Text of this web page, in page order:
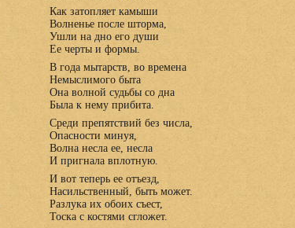
Как затопляет камыши
Волненье после шторма,
Ушли на дно его души
Ее черты и формы.
В года мытарств, во времена
Немыслимого быта
Она волной судьбы со дна
Была к нему прибита.
Среди препятствий без числа,
Опасности минуя,
Волна несла ее, несла
И пригнала вплотную.
И вот теперь ее отъезд,
Насильственный, быть может.
Разлука их обоих съест,
Тоска с костями сгложет.